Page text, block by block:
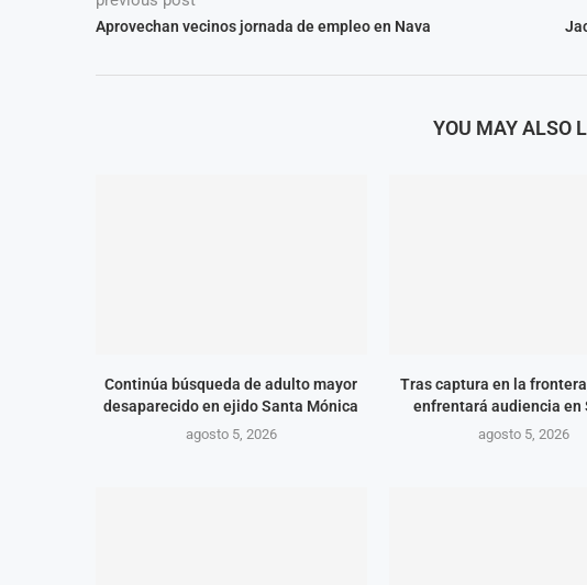
Aprovechan vecinos jornada de empleo en Nava
YOU MAY ALSO
Continúa búsqueda de adulto mayor
desaparecido en ejido Santa Mónica
agosto 5, 2026
Tras captura en la
enfrentará audiencia en
agosto 5, 2026